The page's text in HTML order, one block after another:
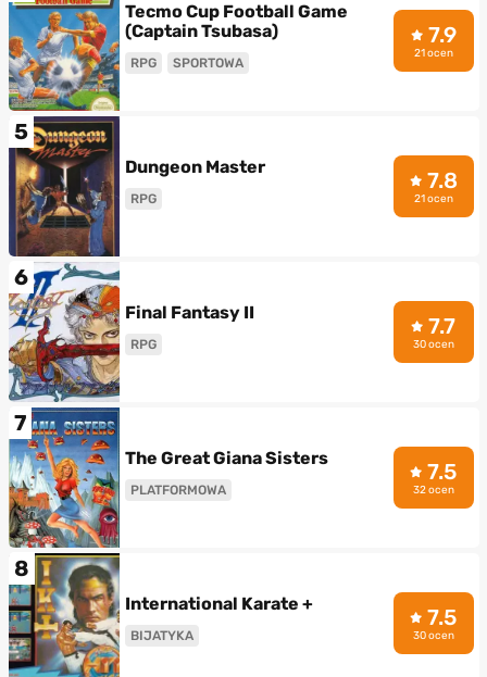
Tecmo Cup Football Game
(Captain Tsubasa)
RPG SPORTOWA
7.9
21 ocen
5
Dungeon Master
RPG
7.8
21 ocen
6
Final Fantasy II
RPG
7.7
30 ocen
7
The Great Giana Sisters
PLATFORMOWA
7.5
32 ocen
8
International Karate +
BIJATYKA
7.5
30 ocen